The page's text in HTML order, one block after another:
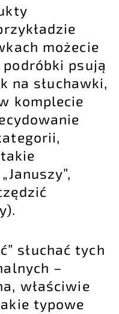
możecie
psują
na słuchawki,
komplecie
słuchać tych
–
właściwie
typowe